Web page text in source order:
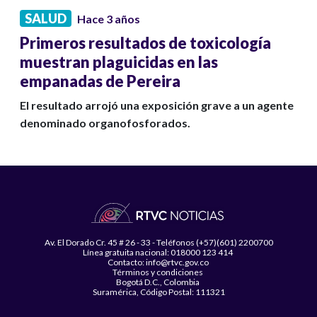
SALUD Hace 3 años
Primeros resultados de toxicología
muestran plaguicidas en las
empanadas de Pereira
El resultado arrojó una exposición grave a un agente
denominado organofosforados.
Av. El Dorado Cr. 45 # 26 - 33 - Teléfonos (+57)(601) 2200700
Línea gratuita nacional: 018000 123 414
Contacto: info@rtvc.gov.co
Términos y condiciones
Bogotá D.C., Colombia
Suramérica, Código Postal: 111321